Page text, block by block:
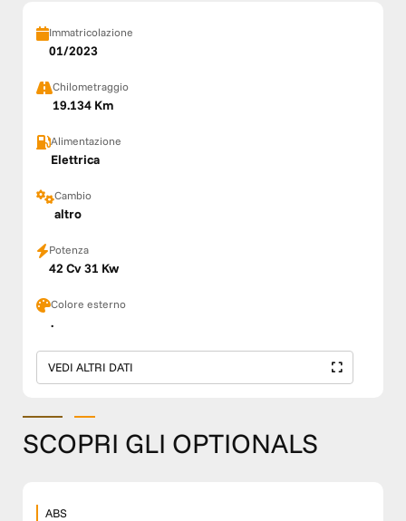
Immatricolazione
01/2023
Chilometraggio
19.134 Km
Alimentazione
Elettrica
Cambio
altro
Potenza
42 Cv 31 Kw
Colore esterno
.
VEDI ALTRI DATI
SCOPRI GLI OPTIONALS
ABS